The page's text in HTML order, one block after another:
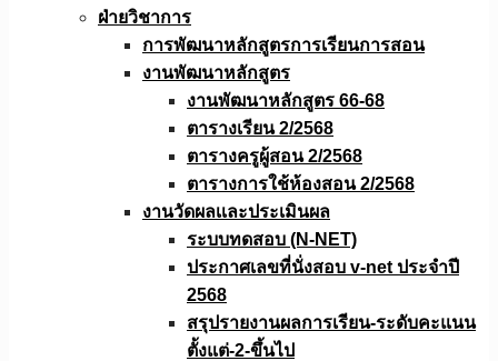
ฝ่ายวิชาการ
การพัฒนาหลักสูตรการเรียนการสอน
งานพัฒนาหลักสูตร
งานพัฒนาหลักสูตร 66-68
ตารางเรียน 2/2568
ตารางครูผู้สอน 2/2568
ตารางการใช้ห้องสอน 2/2568
งานวัดผลเเละประเมินผล
ระบบทดสอบ (N-NET)
ประกาศเลขที่นั่งสอบ v-net ประจำปี
2568
สรุปรายงานผลการเรียน-ระดับคะแนน
ตั้งแต่-2-ขึ้นไป